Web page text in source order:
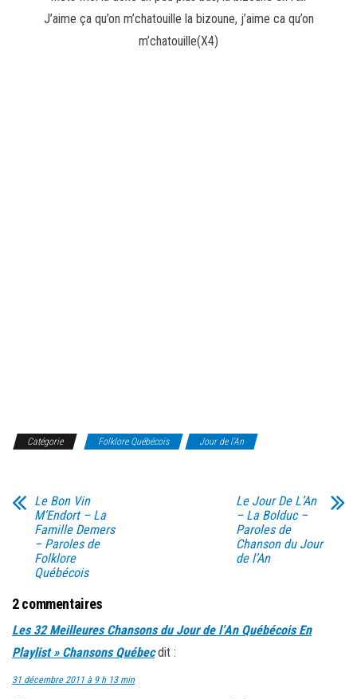
J’aime ça qu’on m’chatouille la bizoune, j’aime ca qu’on
m’chatouille(X4)
Catégorie Folklore Québécois Jour de l'An
Le Bon Vin
M’Endort – La
Famille Demers
– Paroles de
Folklore
Québécois
Le Jour De L’An
– La Bolduc –
Paroles de
Chanson du Jour
de l’An
2 commentaires
Les 32 Meilleures Chansons du Jour de l’An Québécois En
Playlist » Chansons Québec dit :
31 décembre 2011 à 9 h 13 min